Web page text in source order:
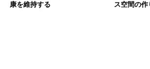
康を維持する
ス空間の作